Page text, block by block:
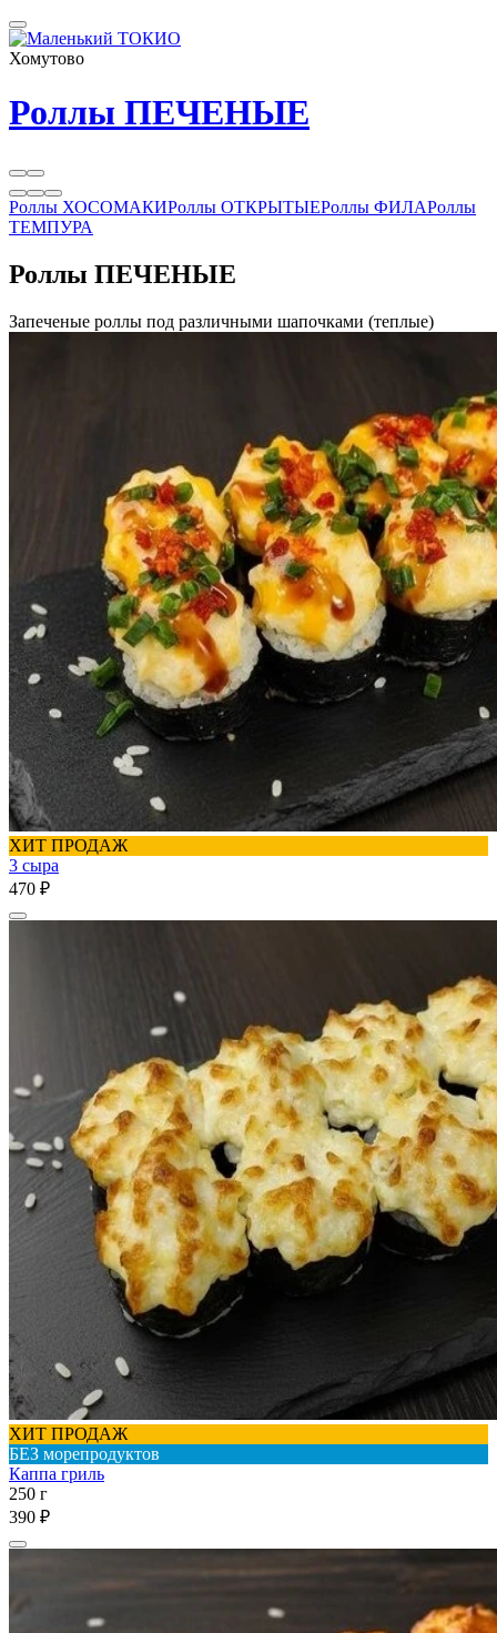
Хомутово
Роллы ПЕЧЕНЫЕ
Роллы ХОСОМАКИРоллы ОТКРЫТЫЕРоллы ФИЛАРоллы
ТЕМПУРА
Роллы ПЕЧЕНЫЕ
Запеченые роллы под различными шапочками (теплые)
ХИТ ПРОДАЖ
3 сыра
470 ₽
ХИТ ПРОДАЖ
БЕЗ морепродуктов
Каппа гриль
250 г
390 ₽